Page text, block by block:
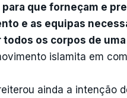
que forneçam e
e as equipas
os corpos de uma
islamita em
ainda a intenção